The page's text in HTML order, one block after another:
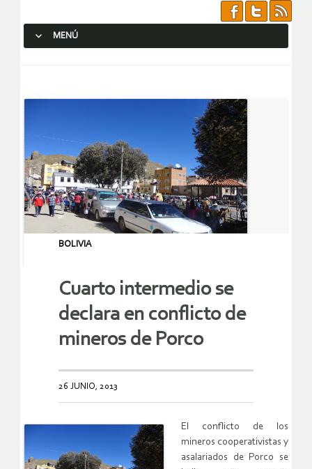
MENÚ
BOLIVIA
Cuarto intermedio se
declara en conflicto de
mineros de Porco
26 JUNIO, 2013
El conflicto de los
mineros cooperativistas y
asalariados de Porco se